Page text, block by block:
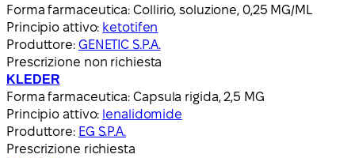
Forma farmaceutica: Collirio, soluzione, 0,25 MG/ML
Principio attivo: ketotifen
Produttore: GENETIC S.P.A.
Prescrizione non richiesta
KLEDER
Forma farmaceutica: Capsula rigida, 2,5 MG
Principio attivo: lenalidomide
Produttore: EG S.P.A.
Prescrizione richiesta